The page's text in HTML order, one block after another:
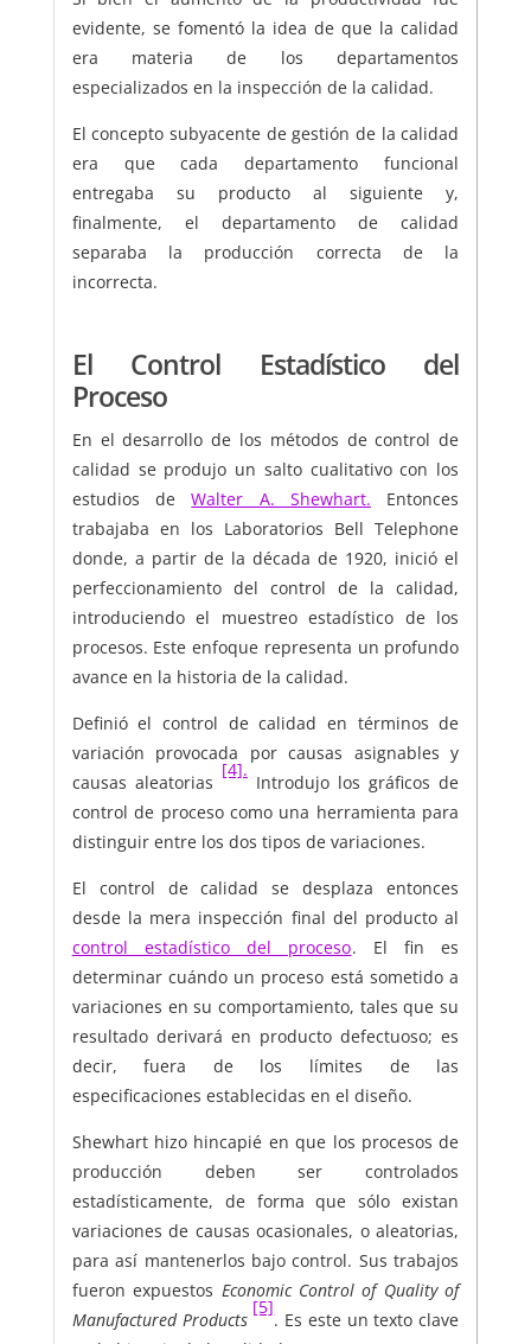
evidente, se fomentó la idea de que la calidad
era materia de los departamentos
especializados en la inspección de la calidad.
El concepto subyacente de gestión de la calidad
era que cada departamento funcional
entregaba su producto al siguiente y,
finalmente, el departamento de calidad
separaba la producción correcta de la
incorrecta.
El Control Estadístico del
Proceso
En el desarrollo de los métodos de control de
calidad se produjo un salto cualitativo con los
estudios deWalter A. Shewhart. Entonces
trabajaba en los Laboratorios Bell Telephone
donde, a partir de la década de 1920, inició el
perfeccionamiento del control de la calidad,
introduciendo el muestreo estadístico de los
procesos. Este enfoque representa un profundo
avance en la historia de la calidad.
Definió el control de calidad en términos de
variación provocada por causas asignables y
causas aleatorias
[4].
Introdujo los gráficos de
control de proceso como una herramienta para
distinguir entre los dos tipos de variaciones.
El control de calidad se desplaza entonces
desde la mera inspección final del producto al
control estadístico del proceso. El fin es
determinar cuándo un proceso está sometido a
variaciones en su comportamiento, tales que su
resultado derivará en producto defectuoso; es
decir, fuera de los límites de las
especificaciones establecidas en el diseño.
Shewhart hizo hincapié en que los procesos de
producción deben ser controlados
estadísticamente, de forma que sólo existan
variaciones de causas ocasionales, o aleatorias,
para así mantenerlos bajo control. Sus trabajos
fueron expuestos Economic Control of Quality of
Manufactured Products
[5]
. Es este un texto clave